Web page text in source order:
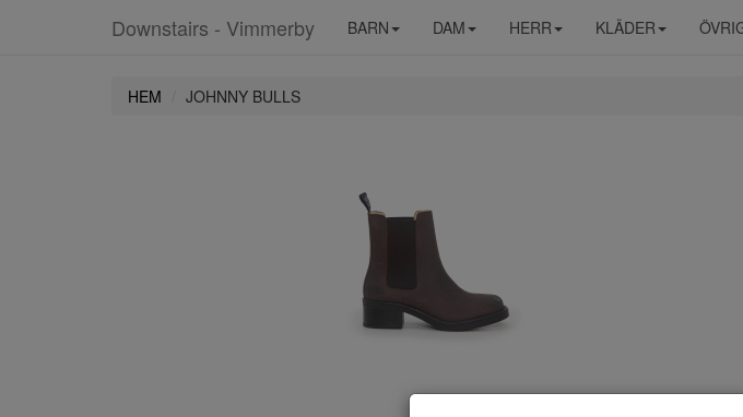
Downstairs - Vimmerby BARN DAM HERR KLÄDER
HEM JOHNNY BULLS